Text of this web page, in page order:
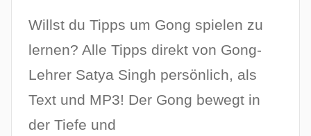
Willst du Tipps um Gong spielen zu
lernen? Alle Tipps direkt von Gong-
Lehrer Satya Singh persönlich, als
Text und MP3! Der Gong bewegt in
der Tiefe und